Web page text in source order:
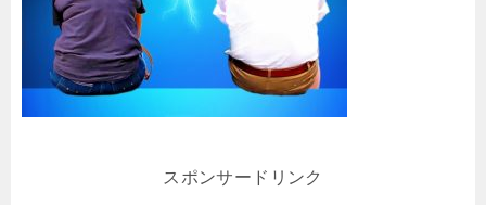
スポンサードリンク